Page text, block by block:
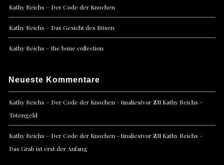
Kathy Reichs – Der Code der Knochen
Kathy Reichs – Das Gesicht des Bösen
Kathy Reichs – the bone collection
Neueste Kommentare
Kathy Reichs – Der Code der Knochen - tinaliestvorzu Kathy Reichs –
Totengeld
Kathy Reichs – Der Code der Knochen - tinaliestvorzu Kathy Reichs –
Das Grab ist erst der Anfang